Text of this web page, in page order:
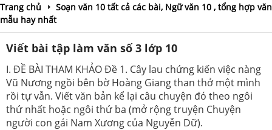
Trang chủ
Soạn văn 10 tất cả các bài, Ngữ văn 10 , tổng hợp văn
mẫu hay nhất
Viết bài tập làm văn số 3 lớp 10
I. ĐỀ BÀI THAM KHẢO Đề 1. Cây lau chứng kiến việc nàng
Vũ Nương ngồi bên bờ Hoàng Giang than thở một mình
rồi tự vẫn. Viết văn bản kể lại câu chuyện đó theo ngôi
thứ nhất hoặc ngôi thứ ba (mở rộng truyện Chuyện
người con gái Nam Xương của Nguyễn Dữ).